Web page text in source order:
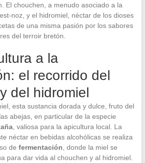
El chouchen, a menudo asociado a la
noz, y el hidromiel, néctar de los dioses
de una misma pasión por los sabores
del terroir bretón.
a la
el recorrido del
del hidromiel
esta sustancia dorada y dulce, fruto del
abejas, en particular de la especie
, valiosa para la apicultura local. La
néctar en bebidas alcohólicas se realiza
de fermentación , donde la miel se
para dar vida al chouchen y al hidromiel.